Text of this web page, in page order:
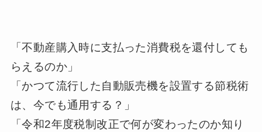
「不動産購入時に支払った消費税を還付しても
らえるのか」
「かつて流行した自動販売機を設置する節税術
は、今でも通用する？」
「令和2年度税制改正で何が変わったのか知り